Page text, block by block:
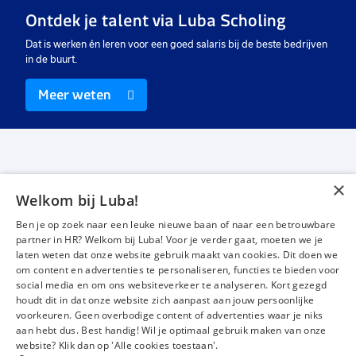
€ 2560- € 3200 p.m. € 2560 -€ 3000 p.m.
Ontdek je talent via Luba Scholing
Dat is werken én leren voor een goed salaris bij de beste bedrijven
in de buurt.
Meer weten
Werken bij Luba
Voor werkgevers
Mijn Luba
Contact
InstagramFacebookLinkedIn YouTube
×
Welkom bij Luba!
Ben je op zoek naar een leuke nieuwe baan of naar een betrouwbare
partner in HR? Welkom bij Luba! Voor je verder gaat, moeten we je
laten weten dat onze website gebruik maakt van cookies. Dit doen we
om content en advertenties te personaliseren, functies te bieden voor
social media en om ons websiteverkeer te analyseren. Kort gezegd
houdt dit in dat onze website zich aanpast aan jouw persoonlijke
voorkeuren. Geen overbodige content of advertenties waar je niks
aan hebt dus. Best handig! Wil je optimaal gebruik maken van onze
website? Klik dan op 'Alle cookies toestaan'.